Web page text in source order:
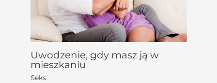
Uwodzenie, gdy masz ją w
mieszkaniu
Seks